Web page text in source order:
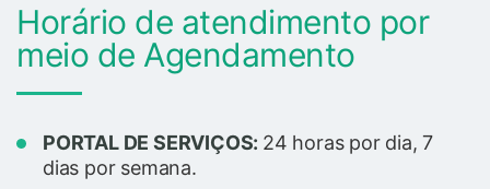
Horário de atendimento por
meio de Agendamento
PORTAL DE SERVIÇOS: 24 horas por dia, 7
dias por semana.